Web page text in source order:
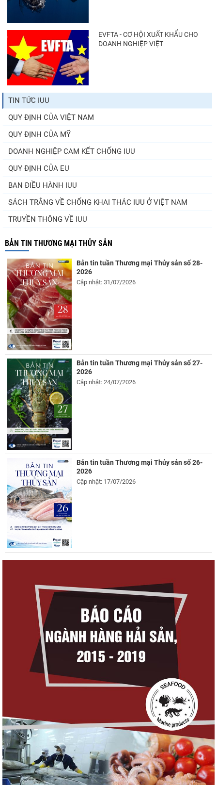
EVFTA - CƠ HỘI XUẤT KHẨU CHO
DOANH NGHIỆP VIỆT
TIN TỨC IUU
QUY ĐỊNH CỦA VIỆT NAM
QUY ĐỊNH CỦA MỸ
DOANH NGHIỆP CAM KẾT CHỐNG IUU
QUY ĐỊNH CỦA EU
BAN ĐIỀU HÀNH IUU
SÁCH TRẮNG VỀ CHỐNG KHAI THÁC IUU Ở VIỆT NAM
TRUYỀN THÔNG VỀ IUU
BẢN TIN THƯƠNG MẠI THỦY SẢN
Bản tin tuần Thương mại Thủy sản số 28-
2026
Cập nhật: 31/07/2026
Bản tin tuần Thương mại Thủy sản số 27-
2026
Cập nhật: 24/07/2026
Bản tin tuần Thương mại Thủy sản số 26-
2026
Cập nhật: 17/07/2026